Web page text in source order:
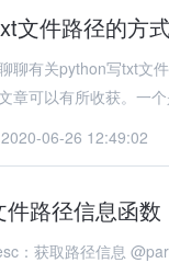
文件路径的方
聊有关python写txt文
章可以有所收获。一
2020-06-26 12:49:02
件路径信息函数